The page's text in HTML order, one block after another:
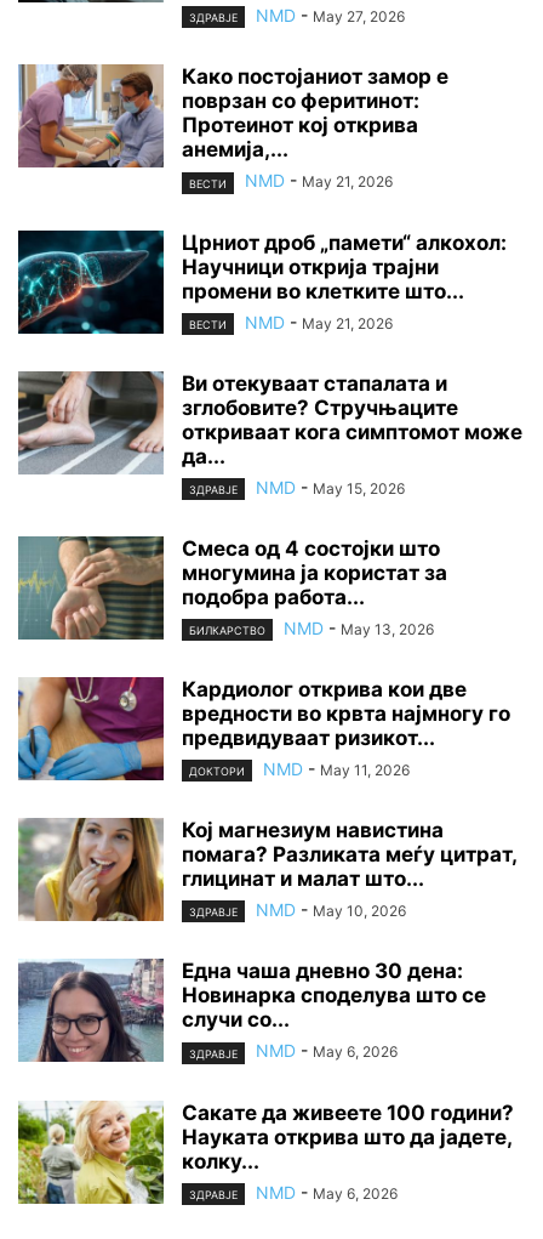
ЗДРАВЈЕ NMD - May 27, 2026
Како постојаниот замор е
поврзан со феритинот:
Протеинот кој открива
анемија,...
ВЕСТИ NMD - May 21, 2026
Црниот дроб „памети“ алкохол:
Научници открија трајни
промени во клетките што...
ВЕСТИ NMD - May 21, 2026
Ви отекуваат стапалата и
зглобовите? Стручњаците
откриваат кога симптомот може
да...
ЗДРАВЈЕ NMD - May 15, 2026
Смеса од 4 состојки што
многумина ја користат за
подобра работа...
БИЛКАРСТВО NMD - May 13, 2026
Кардиолог открива кои две
вредности во крвта најмногу го
предвидуваат ризикот...
ДОКТОРИ NMD - May 11, 2026
Кој магнезиум навистина
помага? Разликата меѓу цитрат,
глицинат и малат што...
ЗДРАВЈЕ NMD - May 10, 2026
Една чаша дневно 30 дена:
Новинарка споделува што се
случи со...
ЗДРАВЈЕ NMD - May 6, 2026
Сакате да живеете 100 години?
Науката открива што да јадете,
колку...
ЗДРАВЈЕ NMD - May 6, 2026